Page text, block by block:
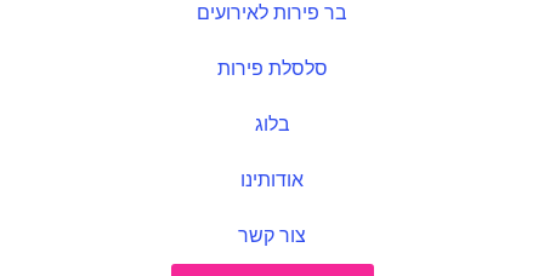
בר פירות לאירועים
סלסלת פירות
בלוג
אודותינו
צור קשר